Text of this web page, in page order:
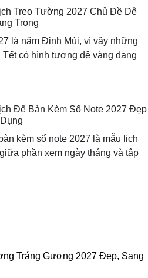
Treo Tường 2027 Chủ Đề Dê
Trọng
là năm Đinh Mùi, vì vậy những
Tết có hình tượng dê vàng đang
Để Bàn Kèm Sổ Note 2027 Đẹp
kèm sổ note 2027 là mẫu lịch
phần xem ngày tháng và tập
Tráng Gương 2027 Đẹp, Sang